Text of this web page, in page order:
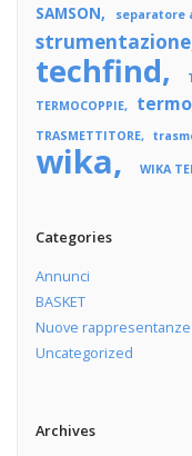
SAMSON
separatore
strumentazione
techfind
TERMOCOPPIE
TRASMETTITORE
wika WIKA
Categories
Annunci
BASKET
Nuove rappresentanze
Uncategorized
Archives